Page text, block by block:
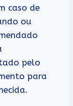
caso de
ou
pelo
para